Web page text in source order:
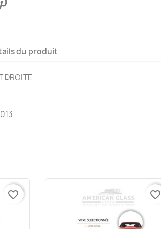
du produit
DROITE
favorite_border favorite_border